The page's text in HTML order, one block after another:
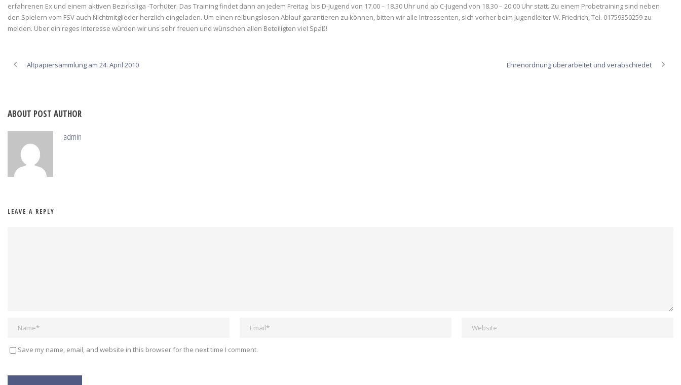
erfahrenen Ex und einem aktiven Bezirksliga -Torhüter. Das Training findet dann an jedem Freitag bis D-Jugend von 17.00 – 18.30 Uhr und ab C-Jugend von 18.30 – 20.00 Uhr statt. Zu einem Probetraining sind neben
den Spielern vom FSV auch Nichtmitglieder herzlich eingeladen. Um einen reibungslosen Ablauf garantieren zu können, bitten wir alle Intressenten, sich vorher beim Jugendleiter W. Friedrich, Tel. 01759350259 zu
melden. Über ein reges Interesse würden wir uns sehr freuen und wünschen allen Beteiligten viel Spaß!
Altpapiersammlung am 24. April 2010 Ehrenordnung überarbeitet und verabschiedet
ABOUT POST AUTHOR
admin
LEAVE A REPLY
Save my name, email, and website in this browser for the next time I comment.